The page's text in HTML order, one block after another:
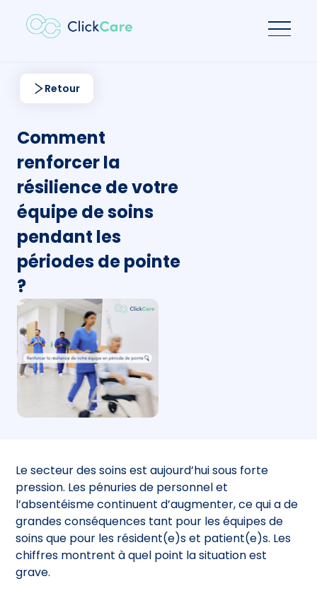
Retour
Comment
renforcer la
résilience de votre
équipe de soins
pendant les
périodes de pointe
?
Le secteur des soins est aujourd’hui sous forte
pression. Les pénuries de personnel et
l’absentéisme continuent d’augmenter, ce qui a de
grandes conséquences tant pour les équipes de
soins que pour les résident(e)s et patient(e)s. Les
chiffres montrent à quel point la situation est
grave.